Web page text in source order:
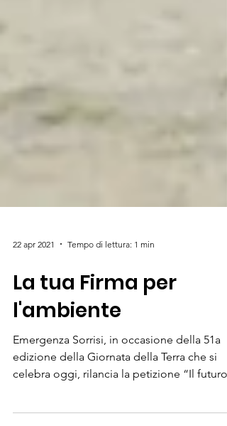
22 apr 2021 Tempo di lettura: 1 min
La tua Firma per
l'ambiente
Emergenza Sorrisi, in occasione della 51a
celebra oggi, rilancia la petizione “Il futuro